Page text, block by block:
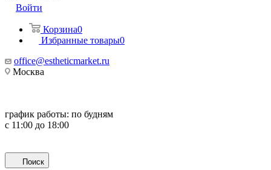
Войти
Корзина0
Избранные товары0
office@estheticmarket.ru
Москва
график работы: по будням
с 11:00 до 18:00
Поиск